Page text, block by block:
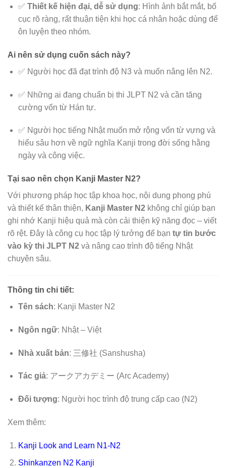
✅ Thiết kế hiện đại, dễ sử dụng: Hình ảnh bắt mắt, bố
cục rõ ràng, rất thuận tiện khi học cá nhân hoặc dùng để
ôn luyện theo nhóm.
Ai nên sử dụng cuốn sách này?
✅ Người học đã đạt trình độ N3 và muốn nâng lên N2.
✅ Những ai đang chuẩn bị thi JLPT N2 và cần tăng
cường vốn từ Hán tự.
✅ Người học tiếng Nhật muốn mở rộng vốn từ vựng và
hiểu sâu hơn về ngữ nghĩa Kanji trong đời sống hằng
ngày và công việc.
Tại sao nên chọn Kanji Master N2?
Với phương pháp học tập khoa học, nội dung phong phú
và thiết kế thân thiện, Kanji Master N2 không chỉ giúp bạn
ghi nhớ Kanji hiệu quả mà còn cải thiện kỹ năng đọc – viết
rõ rệt. Đây là công cụ học tập lý tưởng để bạn tự tin bước
vào kỳ thi JLPT N2 và nâng cao trình độ tiếng Nhật
chuyên sâu.
Thông tin chi tiết:
Tên sách: Kanji Master N2
Ngôn ngữ: Nhật – Việt
Nhà xuất bản: 三修社 (Sanshusha)
Tác giả: アークアカデミー (Arc Academy)
Đối tượng: Người học trình độ trung cấp cao (N2)
Xem thêm:
Kanji Look and Learn N1-N2
Shinkanzen N2 Kanji